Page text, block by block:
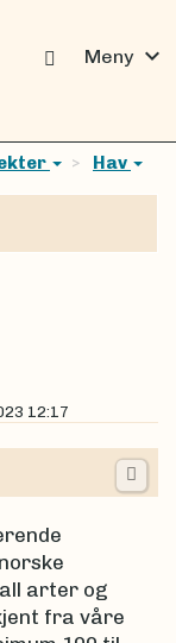
Meny expand_more
Hav
12:17
arter og
fra våre